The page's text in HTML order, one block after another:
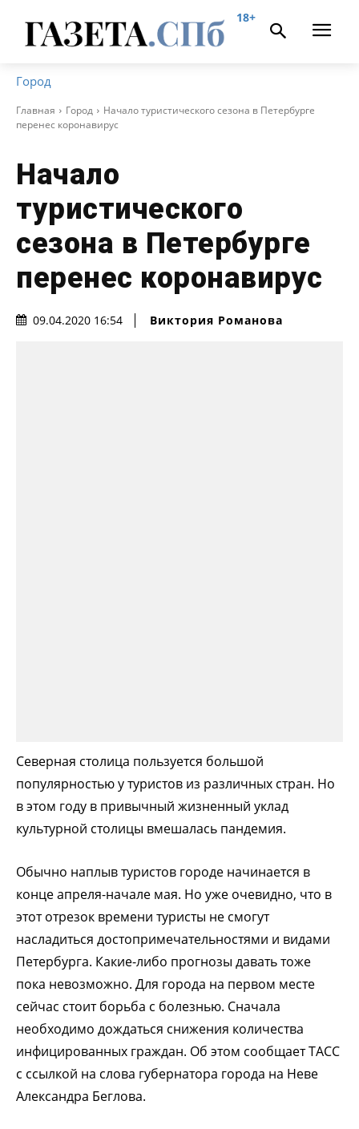
18+
Город
Главная Город
Начало туристического сезона в Петербурге
перенес коронавирус
Начало
туристического
сезона в Петербурге
перенес коронавирус
09.04.2020 16:54 Виктория Романова
Северная столица пользуется большой
популярностью у туристов из различных стран. Но
в этом году в привычный жизненный уклад
культурной столицы вмешалась пандемия.
Обычно наплыв туристов городе начинается в
конце апреля-начале мая. Но уже очевидно, что в
этот отрезок времени туристы не смогут
насладиться достопримечательностями и видами
Петербурга. Какие-либо прогнозы давать тоже
пока невозможно. Для города на первом месте
сейчас стоит борьба с болезнью. Сначала
необходимо дождаться снижения количества
инфицированных граждан. Об этом сообщает ТАСС
с ссылкой на слова губернатора города на Неве
Александра Беглова.